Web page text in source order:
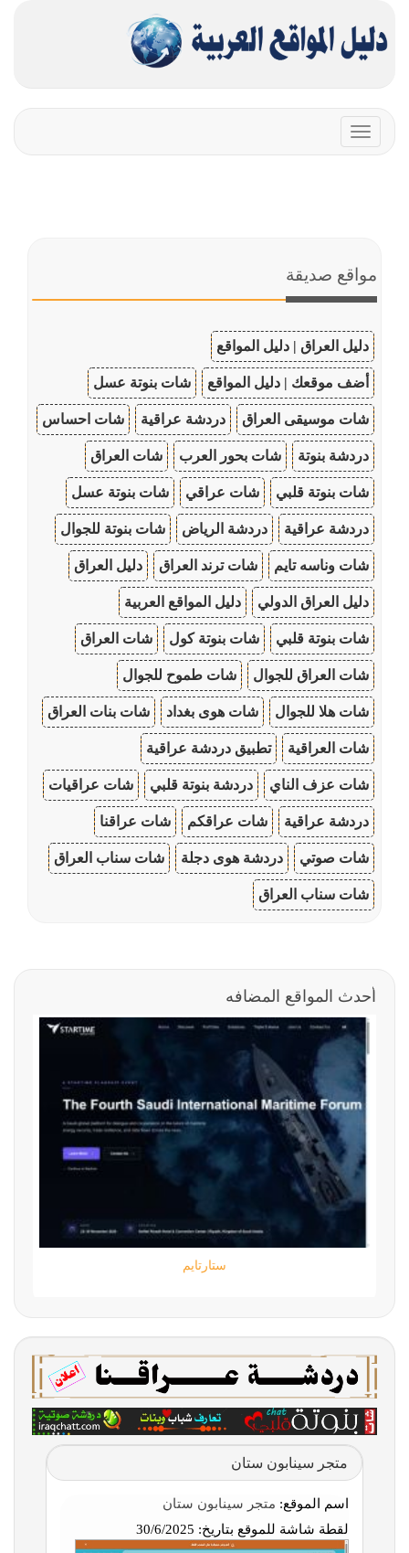
Toggle
navigation
مواقع صديقة
دليل العراق | دليل المواقع
أضف موقعك | دليل المواقع شات بنوتة عسل
شات موسيقى العراق دردشة عراقية شات احساس
دردشة بنوتة شات بحور العرب شات العراق
شات بنوتة قلبي شات عراقي شات بنوتة عسل
دردشة عراقية دردشة الرياض شات بنوتة للجوال
شات وناسه تايم شات ترند العراق دليل العراق
دليل العراق الدولي دليل المواقع العربية
شات بنوتة قلبي شات بنوتة كول شات العراق
شات العراق للجوال شات طموح للجوال
شات هلا للجوال شات هوى بغداد شات بنات العراق
شات العراقية تطبيق دردشة عراقية
شات عزف الناي دردشة بنوتة قلبي شات عراقيات
دردشة عراقية شات عراقكم شات عراقنا
شات صوتي دردشة هوى دجلة شات سناب العراق
شات سناب العراق
أحدث المواقع المضافه
ستارتايم
متجر سينابون ستان
اسم الموقع: متجر سينابون ستان
لقطة شاشة للموقع بتاريخ: